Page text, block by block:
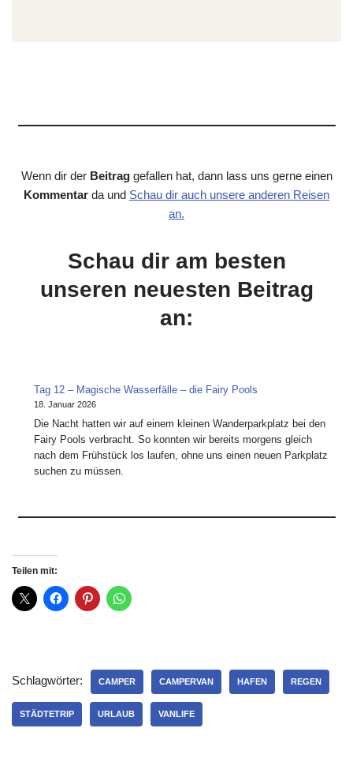
Wenn dir der Beitrag gefallen hat, dann lass uns gerne einen
Kommentar da und Schau dir auch unsere anderen Reisen
an.
Schau dir am besten
unseren neuesten Beitrag
an:
Tag 12 – Magische Wasserfälle – die Fairy Pools
18. Januar 2026
Die Nacht hatten wir auf einem kleinen Wanderparkplatz bei den
Fairy Pools verbracht. So konnten wir bereits morgens gleich
nach dem Frühstück los laufen, ohne uns einen neuen Parkplatz
suchen zu müssen.
Teilen mit:
Schlagwörter: CAMPER CAMPERVAN HAFEN REGEN
STÄDTETRIP URLAUB VANLIFE